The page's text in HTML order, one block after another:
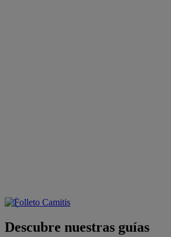
Descubre nuestras guías